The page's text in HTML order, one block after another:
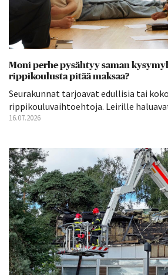
Moni perhe pysähtyy saman
rippikoulusta pitää maksaa?
Seurakunnat tarjoavat edullisia tai
rippikouluvaihtoehtoja. Leirille
16.07.2026